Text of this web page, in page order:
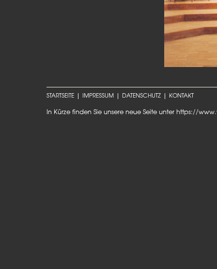
STARTSEITE IMPRESSUM DATENSCHUTZ KONTAKT
In Kürze finden Sie unsere neue Seite unter https://